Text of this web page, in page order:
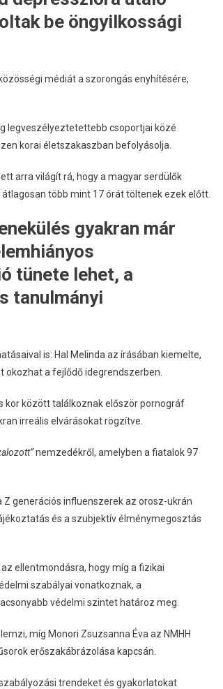
be öngyilkossági
médiát a szorongás enyhítésére,
legveszélyeztetettebb csoportjai közé
korai életszakaszban befolyásolja.
arra világít rá, hogy a magyar serdülők
több mint 17 órát töltenek ezek előtt.
gyakran már
tünete lehet, a
tanulmányi
is: Hal Melinda az írásában kiemelte,
okozhat a fejlődő idegrendszerben.
kor között találkoznak először pornográf
irreális elvárásokat rögzítve.
nemzedékről, amelyben a fiatalok 97
generációs influenszerek az orosz-ukrán
és a szubjektív élménymegosztás
ellentmondásra, hogy míg a fizikai
szabályai vonatkoznak, a
védelmi szintet határoz meg.
míg Monori Zsuzsanna Éva az NMHH
erőszakábrázolása kapcsán.
trendeket és gyakorlatokat